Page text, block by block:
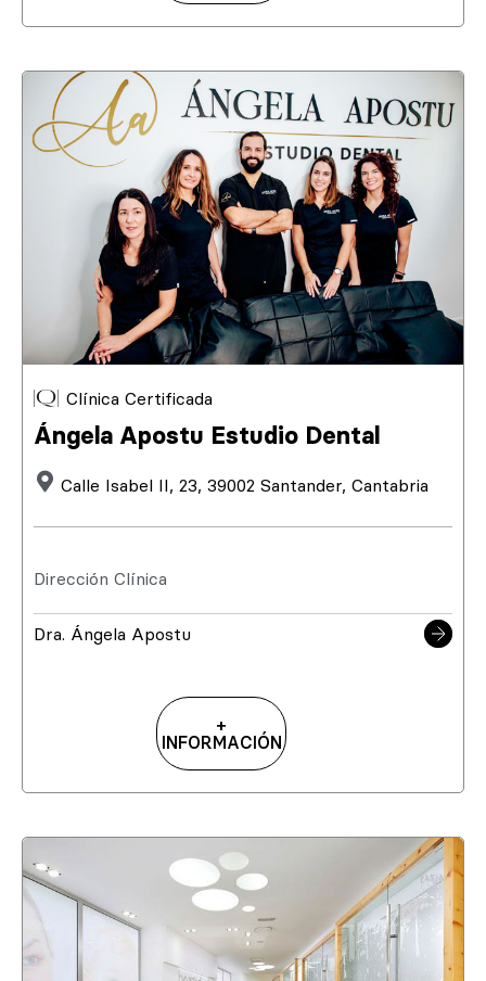
Clínica Certificada
Ángela Apostu Estudio Dental
Calle Isabel II, 23, 39002 Santander, Cantabria
Dirección Clínica
Dra. Ángela Apostu
+
INFORMACIÓN